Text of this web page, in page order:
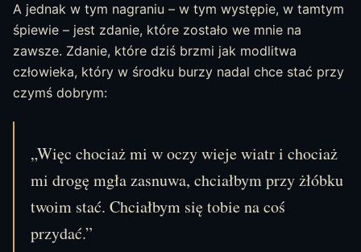
A jednak w tym nagraniu – w tym występie, w tamtym
śpiewie – jest zdanie, które zostało we mnie na
zawsze. Zdanie, które dziś brzmi jak modlitwa
człowieka, który w środku burzy nadal chce stać przy
czymś dobrym:
„Więc chociaż mi w oczy wieje wiatr i chociaż
mi drogę mgła zasnuwa, chciałbym przy żłóbku
twoim stać. Chciałbym się tobie na coś
przydać.”